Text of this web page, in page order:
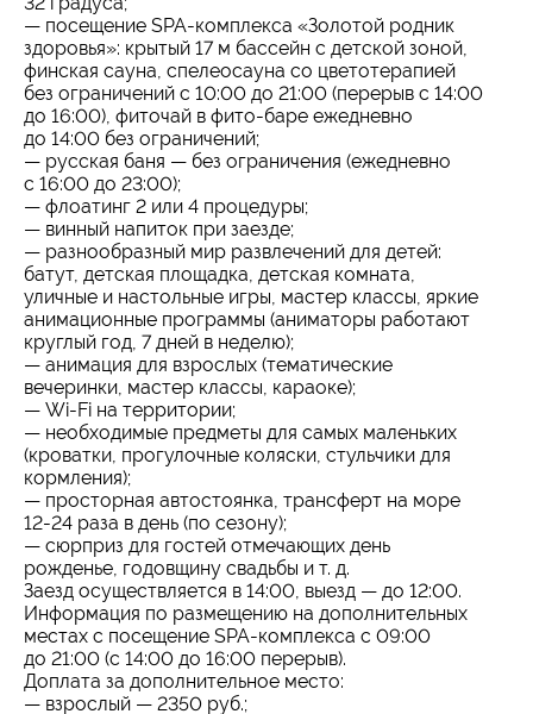
— посещение SPA-комплекса «Золотой родник
здоровья»: крытый 17 м бассейн с детской зоной,
финская сауна, спелеосауна со цветотерапией
без ограничений с 10:00 до 21:00 (перерыв с 14:00
до 16:00), фиточай в фито-баре ежедневно
до 14:00 без ограничений;
— русская баня — без ограничения (ежедневно
с 16:00 до 23:00);
— флоатинг 2 или 4 процедуры;
— винный напиток при заезде;
— разнообразный мир развлечений для детей:
батут, детская площадка, детская комната,
уличные и настольные игры, мастер классы, яркие
анимационные программы (аниматоры работают
круглый год, 7 дней в неделю);
— анимация для взрослых (тематические
вечеринки, мастер классы, караоке);
— Wi-Fi на территории;
— необходимые предметы для самых маленьких
(кроватки, прогулочные коляски, стульчики для
кормления);
— просторная автостоянка, трансферт на море
12-24 раза в день (по сезону);
— сюрприз для гостей отмечающих день
рожденье, годовщину свадьбы и т. д.
Заезд осуществляется в 14:00, выезд — до 12:00.
Информация по размещению на дополнительных
местах с посещение SPA-комплекса с 09:00
до 21:00 (с 14:00 до 16:00 перерыв).
Доплата за дополнительное место:
— взрослый — 2350 руб.;